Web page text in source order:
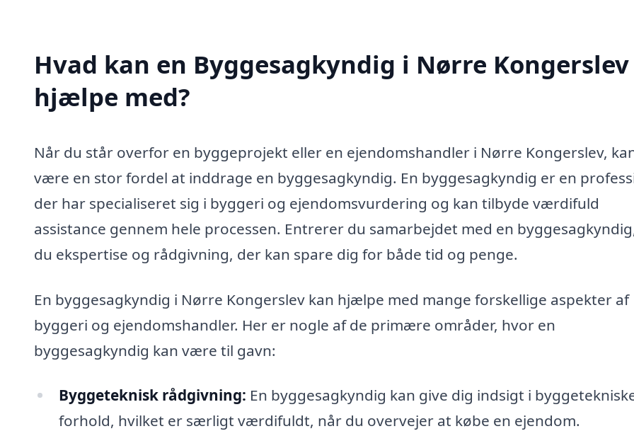
Hvad kan en Byggesagkyndig i Nørre Kongerslev
hjælpe med?
Når du står overfor en byggeprojekt eller en ejendomshandler i Nørre Kongerslev,
være en stor fordel at inddrage en byggesagkyndig. En byggesagkyndig er en
der har specialiseret sig i byggeri og ejendomsvurdering og kan tilbyde værdifuld
assistance gennem hele processen. Entrerer du samarbejdet med en
du ekspertise og rådgivning, der kan spare dig for både tid og penge.
En byggesagkyndig i Nørre Kongerslev kan hjælpe med mange forskellige aspekter af
byggeri og ejendomshandler. Her er nogle af de primære områder, hvor en
byggesagkyndig kan være til gavn:
Byggeteknisk rådgivning: En byggesagkyndig kan give dig indsigt i
forhold, hvilket er særligt værdifuldt, når du overvejer at købe en ejendom.